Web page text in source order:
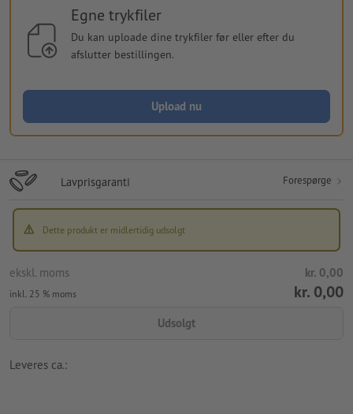
Egne trykfiler
Du kan uploade dine trykfiler før eller efter du
afslutter bestillingen.
Upload nu
Lavprisgaranti Forespørge
Dette produkt er midlertidig udsolgt
ekskl. moms kr. 0,00
inkl. 25 % moms kr. 0,00
Udsolgt
Leveres ca.: